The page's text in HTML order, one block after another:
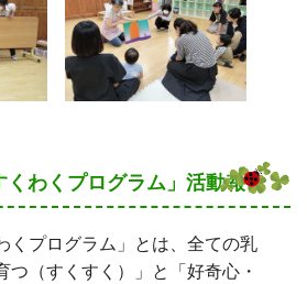
くわくプログラム」活動報告
くプログラム」とは、全ての乳
つ（すくすく）」と「好奇心・